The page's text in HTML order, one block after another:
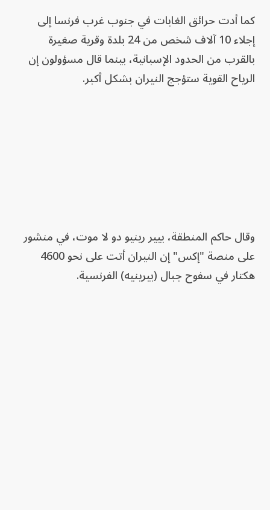
كما أدت حرائق الغابات في جنوب غرب فرنسا إلى
إجلاء 10 آلاف شخص من 24 بلدة وقرية صغيرة
بالقرب من الحدود الإسبانية، بينما قال مسؤولون إن
الرياح القوية ستؤجج النيران بشكل أكبر.
وقال حاكم المنطقة، بيير رينيو دو لا موت، في منشور
على منصة "إكس" إن النيران أتت على نحو 4600
هكتار في سفوح جبال (بيرينيه) الفرنسية.